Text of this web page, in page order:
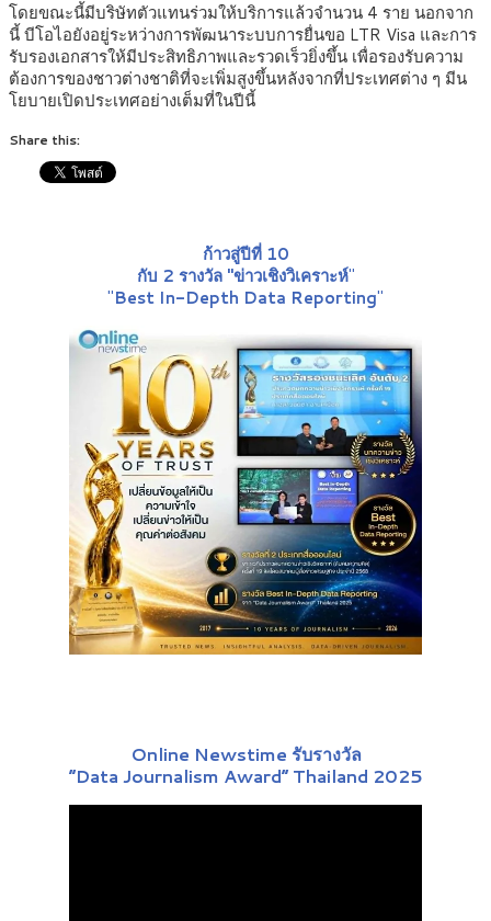
โดยขณะนี้มีบริษัทตัวแทนร่วมให้บริการแล้วจำนวน 4 ราย นอกจาก
นี้ บีโอไอยังอยู่ระหว่างการพัฒนาระบบการยื่นขอ LTR Visa และการ
รับรองเอกสารให้มีประสิทธิภาพและรวดเร็วยิ่งขึ้น เพื่อรองรับความ
ต้องการของชาวต่างชาติที่จะเพิ่มสูงขึ้นหลังจากที่ประเทศต่าง ๆ มีน
โยบายเปิดประเทศอย่างเต็มที่ในปีนี้
Share this:
ก้าวสู่ปีที่ 10
กับ 2 รางวัล "ข่าวเชิงวิเคราะห์"
"Best In-Depth Data Reporting"
Online Newstime รับรางวัล
“Data Journalism Award” Thailand 2025